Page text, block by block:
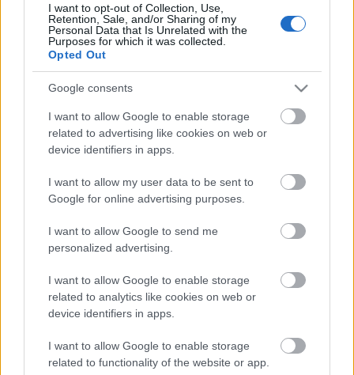
I want to opt-out of Collection, Use,
Retention, Sale, and/or Sharing of my
Personal Data that Is Unrelated with the
Purposes for which it was collected.
Opted Out
Google consents
I want to allow Google to enable storage
related to advertising like cookies on web or
device identifiers in apps.
I want to allow my user data to be sent to
Google for online advertising purposes.
I want to allow Google to send me
personalized advertising.
I want to allow Google to enable storage
related to analytics like cookies on web or
device identifiers in apps.
I want to allow Google to enable storage
related to functionality of the website or app.
Video
(video)
27 Οκτωβρίου 2019, 9:13
Ένα άγνωστο νησί στο Ιόνιο, πολύ μικρό- συνάμα πολύ όμορφο- είναι η
Ποια είναι η πορτοκαλί παραλία του Ιονίου που υπόσχεται ένα